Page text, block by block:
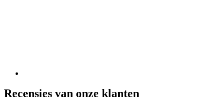
Recensies van onze klanten